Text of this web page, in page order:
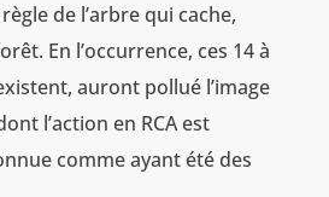
de l’arbre qui cache,
En l’occurrence, ces 14 à
auront pollué l’image
l’action en RCA est
comme ayant été des